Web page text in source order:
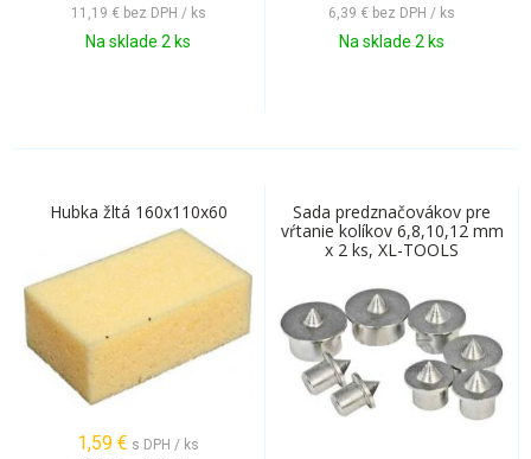
11,19 € bez DPH / ks
Na sklade 2 ks
6,39 € bez DPH / ks
Na sklade 2 ks
Hubka žltá 160x110x60
1,59 € s DPH / ks
Sada predznačovákov pre
vŕtanie kolíkov 6,8,10,12 mm
x 2 ks, XL-TOOLS